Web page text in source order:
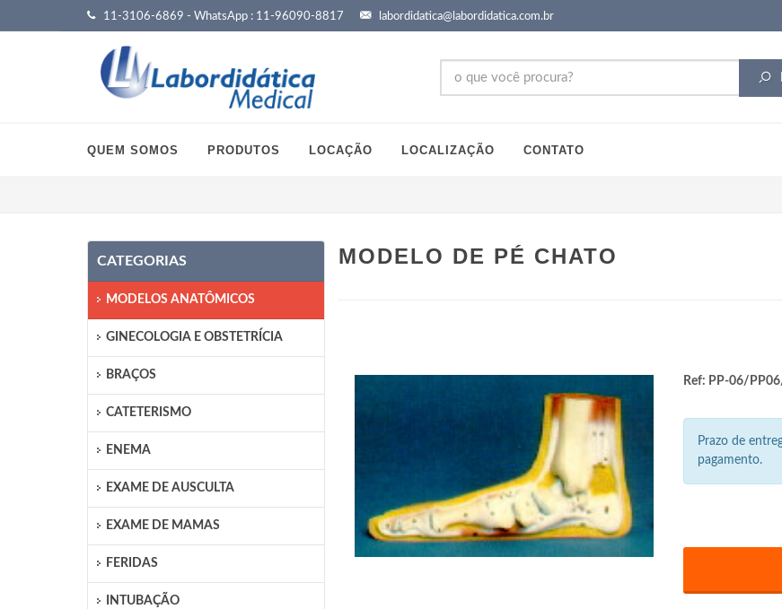
11-3106-6869 - WhatsApp : 11-96090-8817 labordidatica@labordidatica.com.br
QUEM SOMOS PRODUTOS LOCAÇÃO LOCALIZAÇÃO CONTATO
CATEGORIAS
MODELOS ANATÔMICOS
GINECOLOGIA E OBSTETRÍCIA
BRAÇOS
CATETERISMO
ENEMA
EXAME DE AUSCULTA
EXAME DE MAMAS
FERIDAS
INTUBAÇÃO
MODELO DE PÉ CHATO
Ref: PP-06/
Prazo de
pagamento.